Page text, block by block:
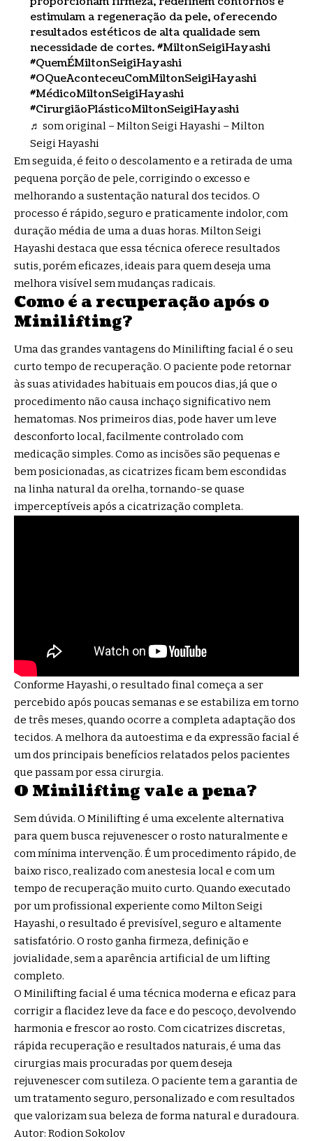
estimulam a regeneração da pele, oferecendo
resultados estéticos de alta qualidade sem
necessidade de cortes.#MiltonSeigiHayashi
#QuemÉMiltonSeigiHayashi
#OQueAconteceuComMiltonSeigiHayashi
#MédicoMiltonSeigiHayashi
#CirurgiãoPlásticoMiltonSeigiHayashi
♬ som original – Milton Seigi Hayashi – Milton
Seigi Hayashi
Em seguida, é feito o descolamento e a retirada de uma
pequena porção de pele, corrigindo o excesso e
melhorando a sustentação natural dos tecidos. O
processo é rápido, seguro e praticamente indolor, com
duração média de uma a duas horas. Milton Seigi
Hayashi destaca que essa técnica oferece resultados
sutis, porém eficazes, ideais para quem deseja uma
melhora visível sem mudanças radicais.
Como é a recuperação após o
Minilifting?
Uma das grandes vantagens do Minilifting facial é o seu
curto tempo de recuperação. O paciente pode retornar
às suas atividades habituais em poucos dias, já que o
procedimento não causa inchaço significativo nem
hematomas. Nos primeiros dias, pode haver um leve
desconforto local, facilmente controlado com
medicação simples. Como as incisões são pequenas e
bem posicionadas, as cicatrizes ficam bem escondidas
na linha natural da orelha, tornando-se quase
imperceptíveis após a cicatrização completa.
Conforme Hayashi, o resultado final começa a ser
percebido após poucas semanas e se estabiliza em torno
de três meses, quando ocorre a completa adaptação dos
tecidos. A melhora da autoestima e da expressão facial é
um dos principais benefícios relatados pelos pacientes
que passam por essa cirurgia.
O Minilifting vale a pena?
Sem dúvida. O Minilifting é uma excelente alternativa
para quem busca rejuvenescer o rosto naturalmente e
com mínima intervenção. É um procedimento rápido, de
baixo risco, realizado com anestesia local e com um
tempo de recuperação muito curto. Quando executado
por um profissional experiente como Milton Seigi
Hayashi, o resultado é previsível, seguro e altamente
satisfatório. O rosto ganha firmeza, definição e
jovialidade, sem a aparência artificial de um lifting
completo.
O Minilifting facial é uma técnica moderna e eficaz para
corrigir a flacidez leve da face e do pescoço, devolvendo
harmonia e frescor ao rosto. Com cicatrizes discretas,
rápida recuperação e resultados naturais, é uma das
cirurgias mais procuradas por quem deseja
rejuvenescer com sutileza. O paciente tem a garantia de
um tratamento seguro, personalizado e com resultados
que valorizam sua beleza de forma natural e duradoura.
Autor: Rodion Sokolov